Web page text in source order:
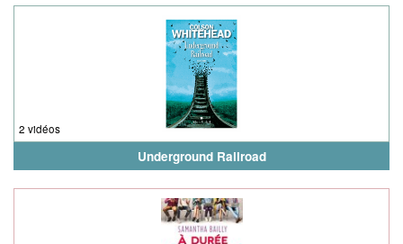
2 vidéos
Underground Railroad